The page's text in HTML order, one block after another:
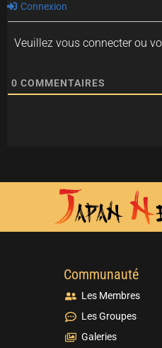
Connexion
Veuillez vous connecter ou
0 COMMENTAIRES
Communauté
Les Membres
Les Groupes
Galeries